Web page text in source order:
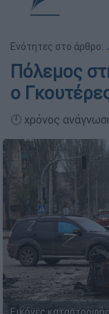
Ενότητες στο άρθρο:
Πόλεμος
ο
🕛 χρόνος